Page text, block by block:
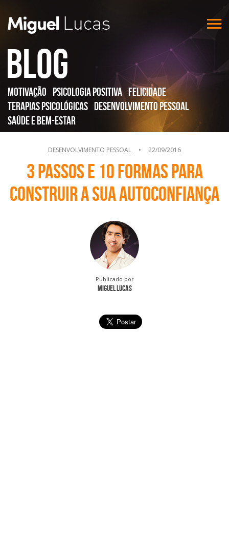
Blog
Motivação Psicologia Positiva Felicidade
Terapias Psicológicas Desenvolvimento Pessoal
Saúde e Bem-Estar
DESENVOLVIMENTO PESSOAL • 22/09/2016
3 Passos e 10 formas para
construir a sua autoconfiança
Publicado por
Miguel Lucas